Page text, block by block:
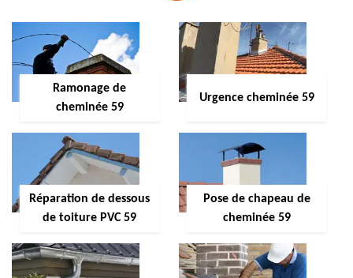
Ramonage de
cheminée 59
Urgence cheminée 59
Réparation de dessous
de toiture PVC 59
Pose de chapeau de
cheminée 59